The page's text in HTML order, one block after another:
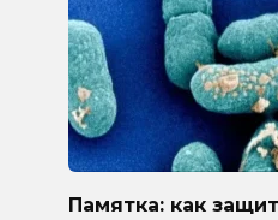
Памятка: как